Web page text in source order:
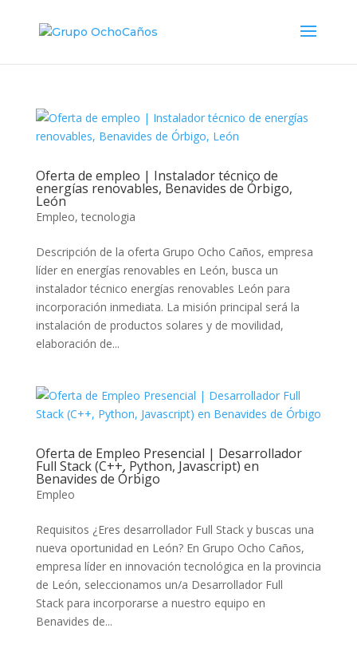
Oferta de empleo | Instalador técnico de
energías renovables, Benavides de Órbigo,
León
Empleo,tecnologia
Descripción de la oferta Grupo Ocho Caños, empresa
líder en energías renovables en León, busca un
instalador técnico energías renovables León para
incorporación inmediata. La misión principal será la
instalación de productos solares y de movilidad,
elaboración de...
Oferta de Empleo Presencial | Desarrollador
Full Stack (C++, Python, Javascript) en
Benavides de Órbigo
Empleo
Requisitos ¿Eres desarrollador Full Stack y buscas una
nueva oportunidad en León? En Grupo Ocho Caños,
empresa líder en innovación tecnológica en la provincia
de León, seleccionamos un/a Desarrollador Full
Stack para incorporarse a nuestro equipo en
Benavides de...